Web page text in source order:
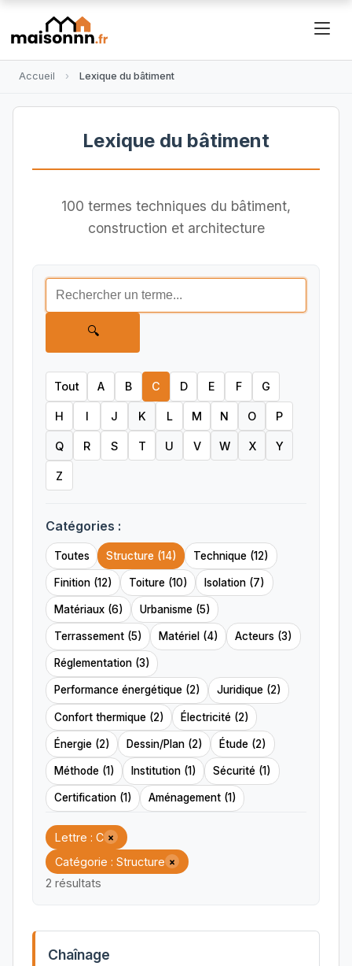
Accueil Lexique du bâtiment
Lexique du bâtiment
100 termes techniques du bâtiment,
construction et architecture
🔍
Tout A B C D E F G
H I J K L M N O P
Q R S T U V W X Y
Z
Catégories :
Toutes Structure (14) Technique (12)
Finition (12) Toiture (10) Isolation (7)
Matériaux (6) Urbanisme (5)
Terrassement (5) Matériel (4) Acteurs (3)
Réglementation (3)
Performance énergétique (2) Juridique (2)
Confort thermique (2) Électricité (2)
Énergie (2) Dessin/Plan (2) Étude (2)
Méthode (1) Institution (1) Sécurité (1)
Certification (1) Aménagement (1)
Lettre : C ×
Catégorie : Structure ×
2 résultats
Chaînage